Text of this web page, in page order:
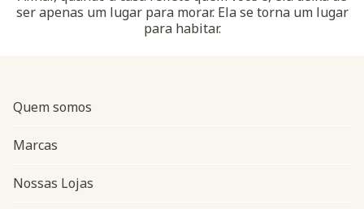
ser apenas um lugar para morar. Ela se torna um lugar
para habitar.
Quem somos
Marcas
Nossas Lojas